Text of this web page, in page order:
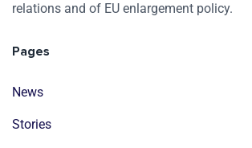
relations and of EU enlargement policy.
Pages
News
Stories